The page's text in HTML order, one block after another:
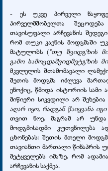
- ეს უკვე პირველი
პირველმშობელთა
თავისუფალი არჩევანის
რომ თუკი კაენის მოდგმაში
მატულობს ("თუ შვიდგზის
გამო სამოცდაშვიდმეტგზის
მკვლელის შთამომავალი
შეთის მოდგმა იძლევა
ენოქიც, წმიდა ისტორიის
მიწიერი სიკვდილი არ
აღარ იყო, რადგან წაიყვანა
თვით ნოე. მაგრამ არ
მოდგმისადმი კუთვნილება
ცხონებას: შეთის მთელი
თავიანთი მართალი წინაპრის
მეტყველებს იმაზე, რომ
არჩევანის საქმეა.